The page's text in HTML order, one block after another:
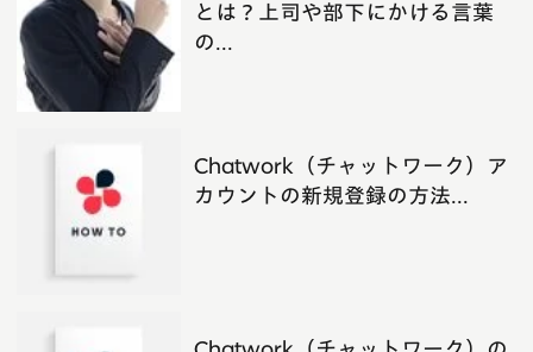
とは？上司や部下にかける言葉
の...
Chatwork（チャットワーク）ア
カウントの新規登録の方法...